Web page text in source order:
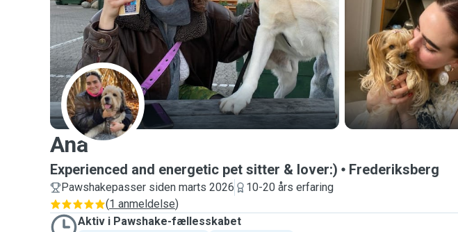
A
Ana
Experienced and energetic pet sitter & lover:) Frederiksberg
Pawshakepasser siden marts 2026
10-20 års erfaring
(1 anmeldelse)
Aktiv i Pawshake-fællesskabet